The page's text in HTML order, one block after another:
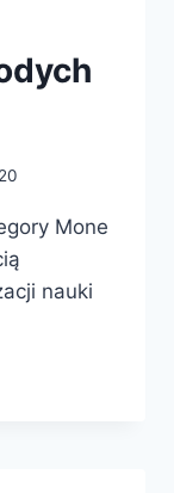
Mone
nauki